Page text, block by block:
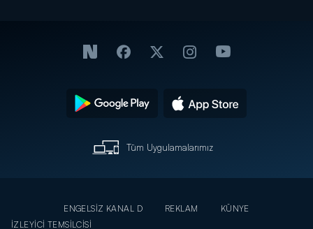
Tüm Uygulamalarımız
ENGELSİZ KANAL D REKLAM
KÜNYE
İZLEYİCİ TEMSİLCİSİ